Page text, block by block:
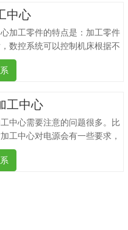
于航空航天.轨道交通.风电.游
业.模具模型.绝缘材料等行
业加工需要快速提供合理的配
智能化、数字化的工业铝加工设
面实力雄厚。此外，新五岳五
还具有以下优势：1.适用于工业
采用进口主轴.速度控制和峰值
型切负荷下精确控制。3.钻孔
成.铣削.倒角.…
中心
加工零件的特点是：加工零件
数控系统可以控制机床根据不
选择和更换刀具；自动改变机
、进给量和刀具相对工件的运动
、铣削等工艺。由于加工中心
动完成各种工艺，避免人工操
工件夹、测量和机床调整时
、搬运和储存时间，大大提高
加工精度，具有良好的经济效
削加工中心可分为垂直加工中心
工中心
中心需要注意的问题很多。比
工中心对电源会有一些要求，
能不能满足要求。型材加工中
应按相关流程安装，安装后应进